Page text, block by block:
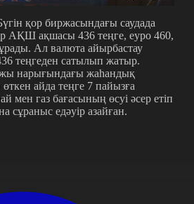
қор биржасындағы саудада
АҚШ ақшасы 436 теңге, еуро 460,
Ал валюта айырбастау
теңгеден сатылып жатыр.
нарығындағы жаһандық
айда теңге 7 пайызға
мен газ бағасының өсуі әсер етіп
сұраныс едәуір азайған.